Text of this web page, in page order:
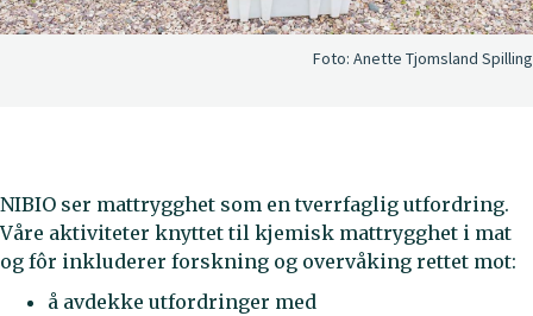
Foto: Anette Tjomsland Spilling
NIBIO ser mattrygghet som en tverrfaglig utfordring.
Våre aktiviteter knyttet til kjemisk mattrygghet i mat
og fôr inkluderer forskning og overvåking rettet mot:
å avdekke utfordringer med